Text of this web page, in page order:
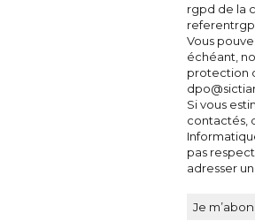
rgpd de la
Vous
échéant,
protection
Si vous
contactés,
pas
adresser